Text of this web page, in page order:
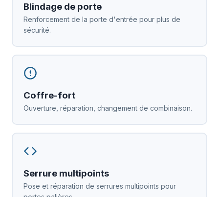
Blindage de porte
Renforcement de la porte d'entrée pour plus de
sécurité.
Coffre-fort
Ouverture, réparation, changement de combinaison.
Serrure multipoints
Pose et réparation de serrures multipoints pour